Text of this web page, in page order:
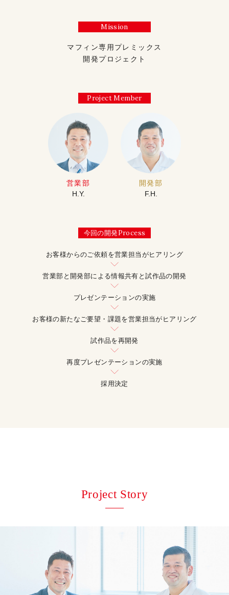
Mission
マフィン専用プレミックス
開発プロジェクト
Project Member
営業部
H.Y.
開発部
F.H.
今回の開発Process
お客様からのご依頼を営業担当がヒアリング
営業部と開発部による情報共有と試作品の開発
プレゼンテーションの実施
お客様の新たなご要望・課題を営業担当がヒアリング
試作品を再開発
再度プレゼンテーションの実施
採用決定
Project Story